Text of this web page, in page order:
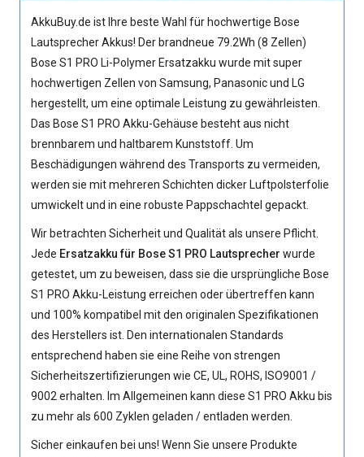
AkkuBuy.de ist Ihre beste Wahl für hochwertige Bose
Lautsprecher Akkus! Der brandneue 79.2Wh (8 Zellen)
Bose S1 PRO Li-Polymer Ersatzakku wurde mit super
hochwertigen Zellen von Samsung, Panasonic und LG
hergestellt, um eine optimale Leistung zu gewährleisten.
Das Bose S1 PRO Akku-Gehäuse besteht aus nicht
brennbarem und haltbarem Kunststoff. Um
Beschädigungen während des Transports zu vermeiden,
werden sie mit mehreren Schichten dicker Luftpolsterfolie
umwickelt und in eine robuste Pappschachtel gepackt.
Wir betrachten Sicherheit und Qualität als unsere Pflicht.
Jede Ersatzakku für Bose S1 PRO Lautsprecher wurde
getestet, um zu beweisen, dass sie die ursprüngliche Bose
S1 PRO Akku-Leistung erreichen oder übertreffen kann
und 100% kompatibel mit den originalen Spezifikationen
des Herstellers ist. Den internationalen Standards
entsprechend haben sie eine Reihe von strengen
Sicherheitszertifizierungen wie CE, UL, ROHS, ISO9001 /
9002 erhalten. Im Allgemeinen kann dieseS1 PRO Akku bis
zu mehr als 600 Zyklen geladen / entladen werden.
Sicher einkaufen bei uns! Wenn Sie unsere Produkte